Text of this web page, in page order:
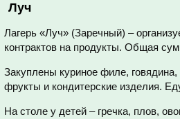
Луч
Лагерь «Луч» (Заречный) –
контрактов на продукты. Общая
Закуплены куриное филе,
фрукты и кондитерские изделия.
На столе у детей – гречка, плов,